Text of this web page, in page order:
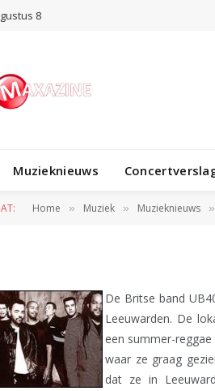
8
Muzieknieuws
Home » Muziek » Muzieknieuws »
concert in
De Britse band
Leeuwarden. De
een summer-
waar ze graag
dat ze in